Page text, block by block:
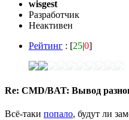
wisgest
Разработчик
Неактивен
Рейтинг : [25|0]
Re: CMD/BAT: Вывод
Всё-таки попало, будут ли